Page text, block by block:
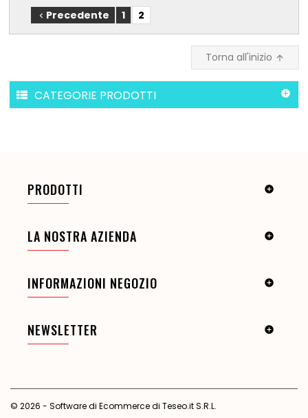
 Precedente 1 2
Torna all'inizio 
CATEGORIE PRODOTTI 
PRODOTTI 
LA NOSTRA AZIENDA 
INFORMAZIONI NEGOZIO 
NEWSLETTER 
© 2026 - Software di Ecommerce di Teseo.it S.R.L.